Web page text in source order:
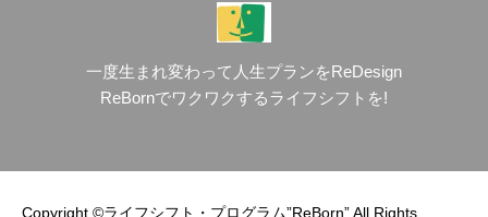
一度生まれ変わって人生プランをReDesign
ReBornでワクワクするライフシフトを!
Copyright ©ライフシフト・プログラム”ReBorn” All Rights